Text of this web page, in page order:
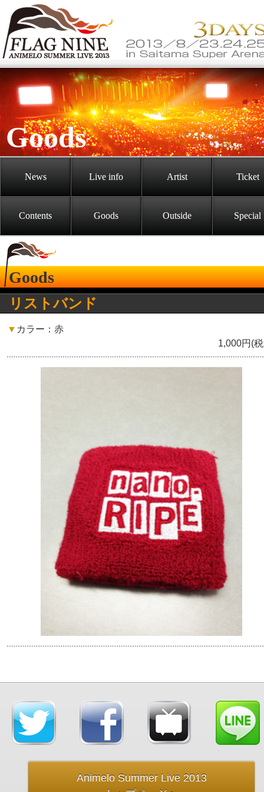
Goods
News Live info Artist Ticket
Contents Goods Outside Special
Goods
リストバンド
▼ カラー：赤
1,000円(
Animelo Summer Live 2013